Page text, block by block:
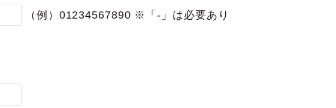
（例）01234567890 ※「-」は必要あり